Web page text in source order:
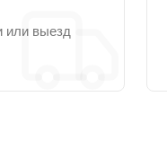
или выезд